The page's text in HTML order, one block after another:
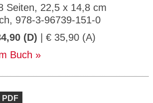
Seiten, 22,5 x 14,8 cm
978-3-96739-151-0
(D) | € 35,90 (A)
Buch
PDF